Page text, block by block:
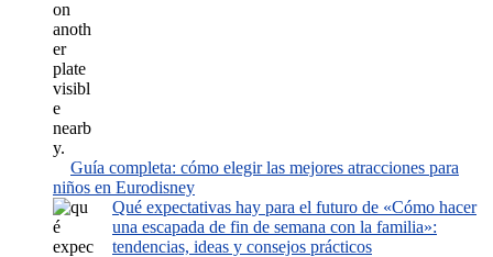
Guía completa: cómo elegir las mejores atracciones para
niños en Eurodisney
Qué expectativas hay para el futuro de «Cómo hacer
una escapada de fin de semana con la familia»:
tendencias, ideas y consejos prácticos